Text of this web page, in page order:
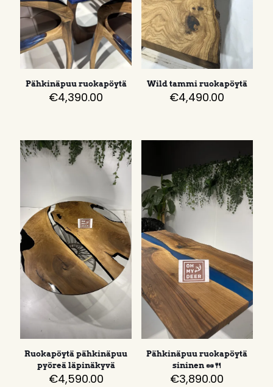
Pähkinäpuu ruokapöytä
€4,390.00
Wild tammi ruokapöytä
€4,490.00
Ruokapöytä pähkinäpuu
pyöreä läpinäkyvä
€4,590.00
Pähkinäpuu ruokapöytä
sininen 🥜🍴
€3,890.00